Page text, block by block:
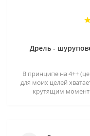
Дрель -
В принципе на 4++
для моих целей
крутящим